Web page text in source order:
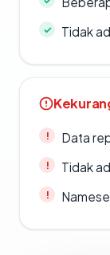
Tidak
Data
Tidak